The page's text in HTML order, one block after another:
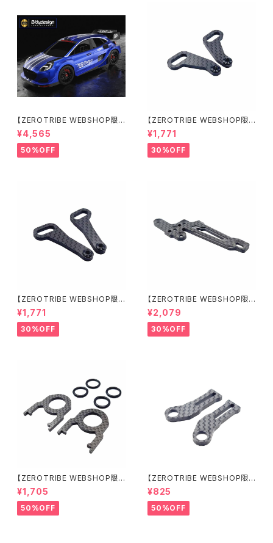
【ZEROTRIBE WEBSHOP限
定価格】BDRX-190P10R P1
0R クリアーボディ 1/10 ラリー
190mm ライトウェイト
¥4,565
50%OFF
【ZEROTRIBE WEBSHOP限
定価格】RCM-X4-CSAR カ
ーボンリアステアリングアームセ
ット XRAY X4用
¥1,771
30%OFF
【ZEROTRIBE WEBSHOP限
定価格】RCM-X4-CSAF カ
ーボンフロントステアリングアー
ムセット XRAY X4用
¥1,771
30%OFF
【ZEROTRIBE WEBSHOP限
定価格】RCM-X4-FSM-F G
eoCarbon フローティングフロ
ントサーボマウント XRAY X4用
¥2,079
30%OFF
【ZEROTRIBE WEBSHOP限
定価格】RCM-BD11-TSE カ
ーボンツィーク スティックエンド
プレートセット YOKOMO BD11
用
¥1,705
50%OFF
【ZEROTRIBE WEBSHOP限
定価格】RCM-HRP-ZX-BD10
LCE Horizontalリアポストボ
ディマウンティングエクステンシ
ョンプレート Yokomo BD10L
¥825
50%OFF